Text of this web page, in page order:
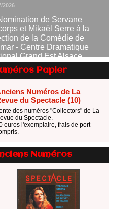
de la Comédie de
- Centre Dramatique
Grand Est Alsace
2026
Jolly et Laëtitia
nommés à la direction du
SACD Théâtre : les
2026
2026
ARTCENA Écrire
le cirque, les lauréats 2026 !
palmarès des prix SACD
Les 10 lauréats du Fonds
Formes Théâtre 2026
Papier
Numéros de La
du Spectacle (10)
des numéros "Collectors" de La
du Spectacle.
euros l'exemplaire, frais de port
Numéros